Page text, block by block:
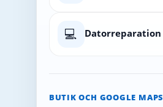
💻 Datorreparation
BUTIK OCH GOOGLE MAPS